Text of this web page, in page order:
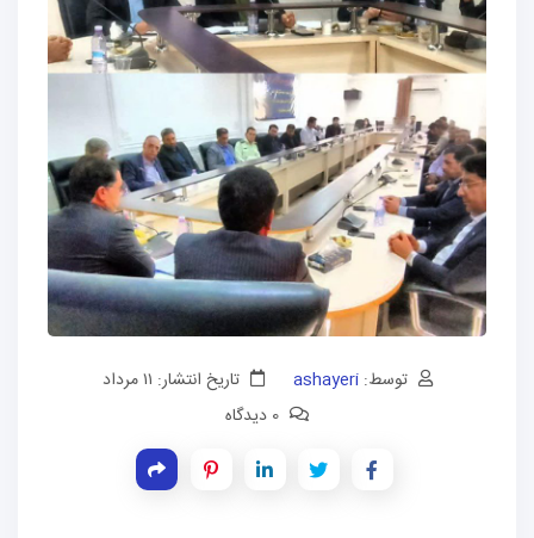
توسط:ashayeri
تاریخ انتشار: ۱۱ مرداد